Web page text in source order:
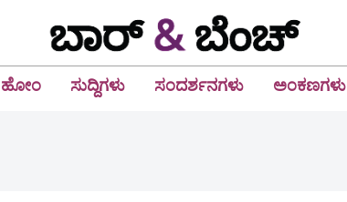
ಹೋಂ ಸುದ್ದಿಗಳು ಸಂದರ್ಶನಗಳು ಅಂಕಣಗಳು